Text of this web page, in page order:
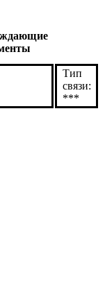
Тип
связи:
***